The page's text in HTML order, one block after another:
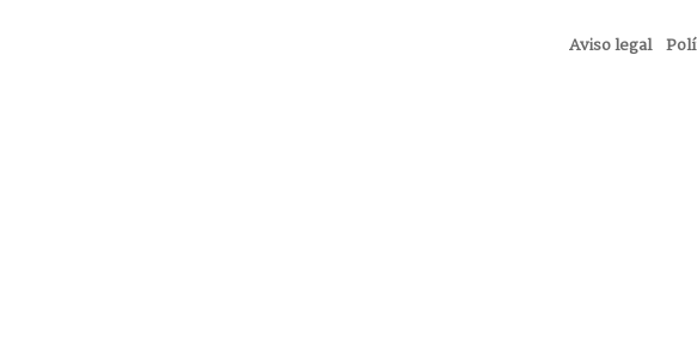
Aviso legal